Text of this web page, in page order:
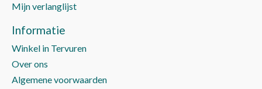
Mijn verlanglijst
Informatie
Winkel in Tervuren
Over ons
Algemene voorwaarden